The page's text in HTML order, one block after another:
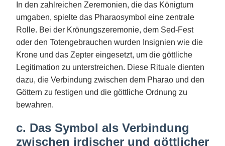
In den zahlreichen Zeremonien, die das Königtum
umgaben, spielte das Pharaosymbol eine zentrale
Rolle. Bei der Krönungszeremonie, dem Sed-Fest
oder den Totengebrauchen wurden Insignien wie die
Krone und das Zepter eingesetzt, um die göttliche
Legitimation zu unterstreichen. Diese Rituale dienten
dazu, die Verbindung zwischen dem Pharao und den
Göttern zu festigen und die göttliche Ordnung zu
bewahren.
c. Das Symbol als Verbindung
zwischen irdischer und göttlicher